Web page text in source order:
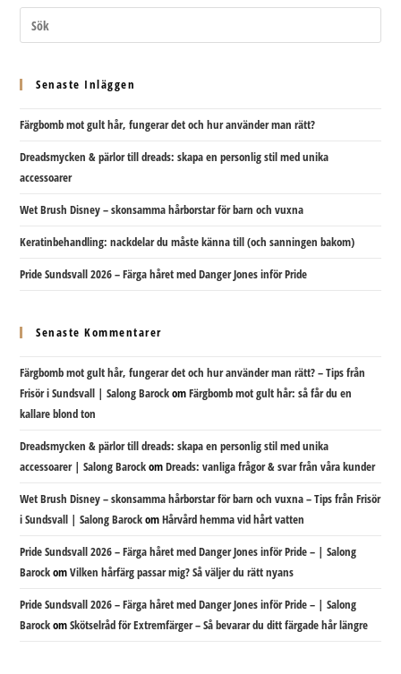
Senaste Inläggen
Färgbomb mot gult hår, fungerar det och hur använder man rätt?
Dreadsmycken & pärlor till dreads: skapa en personlig stil med unika
accessoarer
Wet Brush Disney – skonsamma hårborstar för barn och vuxna
Keratinbehandling: nackdelar du måste känna till (och sanningen bakom)
Pride Sundsvall 2026 – Färga håret med Danger Jones inför Pride
Senaste Kommentarer
Färgbomb mot gult hår, fungerar det och hur använder man rätt? – Tips från
Frisör i Sundsvall | Salong BarockomFärgbomb mot gult hår: så får du en
kallare blond ton
Dreadsmycken & pärlor till dreads: skapa en personlig stil med unika
accessoarer | Salong BarockomDreads: vanliga frågor & svar från våra kunder
Wet Brush Disney – skonsamma hårborstar för barn och vuxna – Tips från Frisör
i Sundsvall | Salong BarockomHårvård hemma vid hårt vatten
Pride Sundsvall 2026 – Färga håret med Danger Jones inför Pride – | Salong
BarockomVilken hårfärg passar mig? Så väljer du rätt nyans
Pride Sundsvall 2026 – Färga håret med Danger Jones inför Pride – | Salong
BarockomSkötselråd för Extremfärger – Så bevarar du ditt färgade hår längre